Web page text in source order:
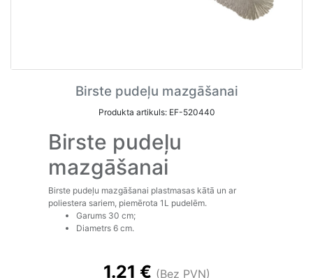
Birste pudeļu mazgāšanai
Produkta artikuls: EF-520440
Birste pudeļu
mazgāšanai
Birste pudeļu mazgāšanai plastmasas kātā un ar
poliestera sariem, piemērota 1L pudelēm.
Garums 30 cm;
Diametrs 6 cm.
1.21 € (Bez PVN)